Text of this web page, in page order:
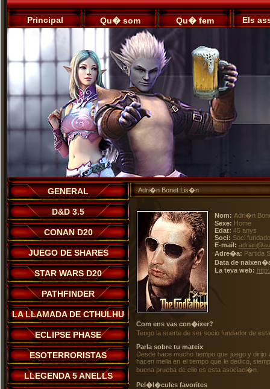
Principal Qu� som Qu� fem Els
GENERAL
D&D 3.5
CONAN D20
JUEGO DE SHARES
STAR WARS D20
PATHFINDER
LA LLAMADA DE CTHULHU
ECLIPSE PHASE
ESOTERRORISTAS
LLEGENDA 5 ANELLS
Adri�n Bonet Lis�n
Nom: Adri�n
Sexe: Home
Edat: 45 anys
Soci: Soci
E-mail:
Adre�a: Partida
Data de
La teva web:
Com ens vas con�ixer?
Tengo la suerte de ser socio fundador de
Parla sobre tu mateix
Desde hace mucho tiempo que juego y
hacen mella en el tiempo que le dedico,
buena prueba de ello es esta asociaci�n.
Pel�l�cules favorites